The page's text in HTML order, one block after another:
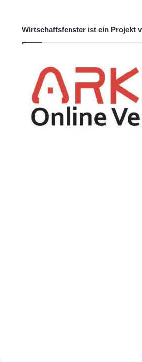
Wirtschaftsfenster ist ein Projekt